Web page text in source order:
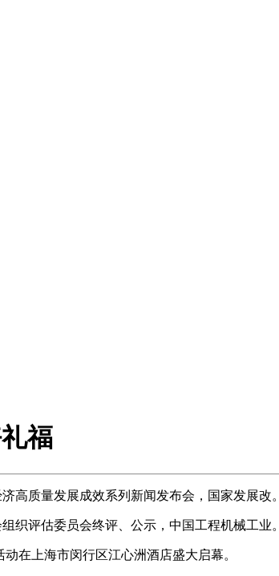
福
质量发展成效系列新闻发布会，国家发展改。
评估委员会终评、公示，中国工程机械工业。
在上海市闵行区江心洲酒店盛大启幕。